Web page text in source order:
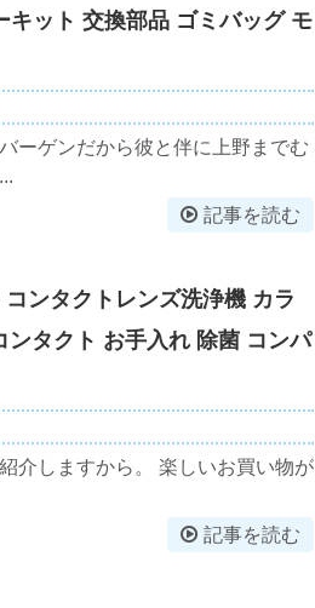
ット 交換部品 ゴミバッグ モ
ーゲンだから彼と伴に上野までむ
記事を読む
ンタクトレンズ洗浄機 カラ
タクト お手入れ 除菌 コンパ
介しますから。 楽しいお買い物が
記事を読む